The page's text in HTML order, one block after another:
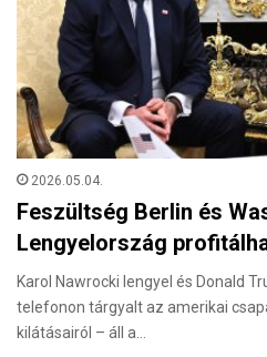
2026.05.04.
Feszültség Berlin és
Lengyelország
Karol Nawrocki lengyel és Donald
telefonon tárgyalt az amerikai
kilátásairól – áll a…